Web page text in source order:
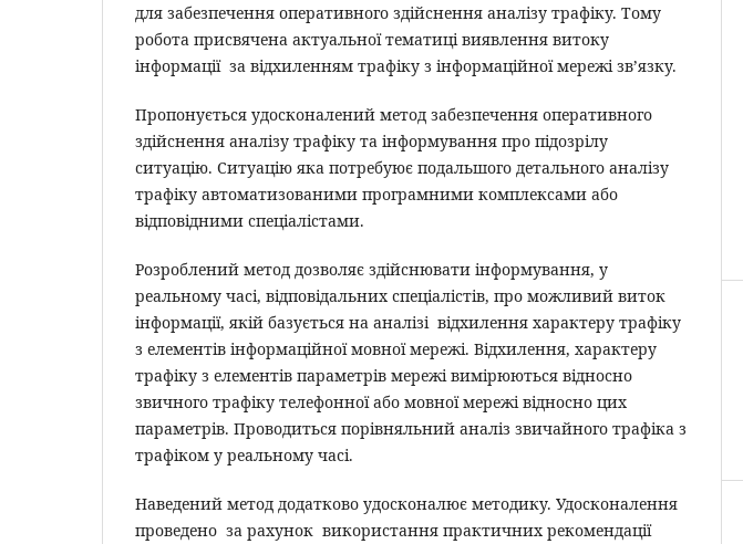
для забезпечення оперативного здійснення аналізу трафіку. Тому
робота присвячена актуальної тематиці виявлення витоку
інформації за відхиленням трафіку з інформаційної мережі зв’язку.
Пропонується удосконалений метод забезпечення оперативного
здійснення аналізу трафіку та інформування про підозрілу
ситуацію. Ситуацію яка потребуює подальшого детального аналізу
трафіку автоматизованими програмними комплексами або
відповідними спеціалістами.
Розроблений метод дозволяє здійснювати інформування, у
реальному часі, відповідальних спеціалістів, про можливий виток
інформації, якій базується на аналізі відхилення характеру трафіку
з елементів інформаційної мовної мережі. Відхилення, характеру
трафіку з елементів параметрів мережі вимірюються відносно
звичного трафіку телефонної або мовної мережі відносно цих
параметрів. Проводиться порівняльний аналіз звичайного трафіка з
трафіком у реальному часі.
Наведений метод додатково удосконалює методику. Удосконалення
проведено за рахунок використання практичних рекомендації